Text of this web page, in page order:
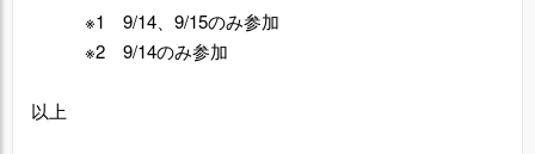
※1 9/14、9/15のみ参加
※2 9/14のみ参加
以上